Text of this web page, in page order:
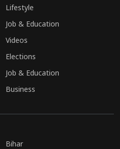
Lifestyle
Job & Education
Videos
Elections
Job & Education
Business
Bihar